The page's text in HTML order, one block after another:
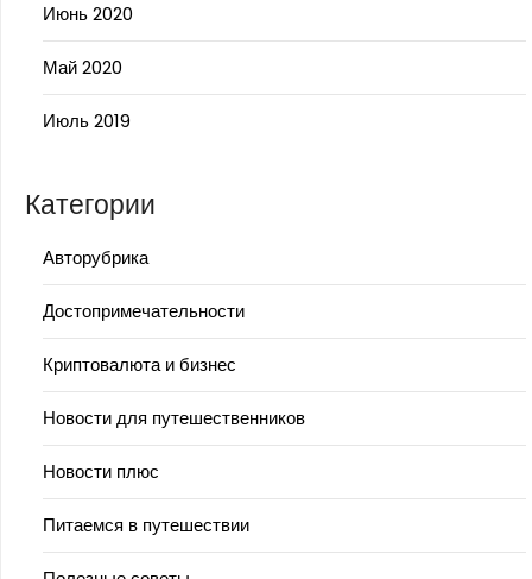
Июнь 2020
Май 2020
Июль 2019
Категории
Авторубрика
Достопримечательности
Криптовалюта и бизнес
Новости для путешественников
Новости плюс
Питаемся в путешествии